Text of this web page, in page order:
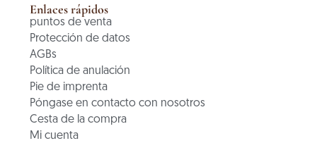
Enlaces rápidos
puntos de venta
Protección de datos
AGBs
Política de anulación
Pie de imprenta
Póngase en contacto con nosotros
Cesta de la compra
Mi cuenta